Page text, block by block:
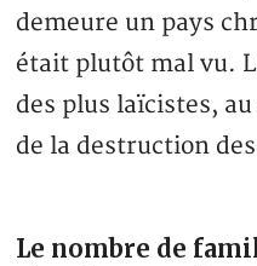
demeure un pays
était plutôt mal vu.
des plus laïcistes,
de la destruction
Le nombre de